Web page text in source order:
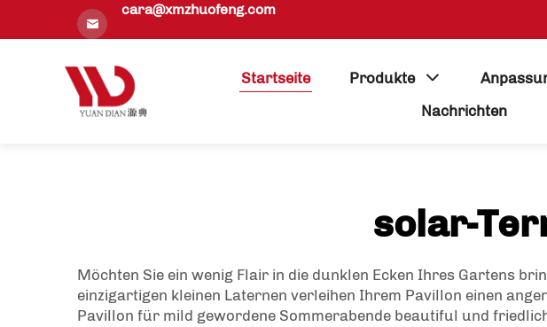
cara@xmzhuofeng.com
Startseite Produkte
Nachrichten
solar-
Möchten Sie ein wenig Flair in die dunklen Ecken Ihres Gartens
einzigartigen kleinen Laternen verleihen Ihrem Pavillon einen
Pavillon für mild gewordene Sommerabende beautiful und